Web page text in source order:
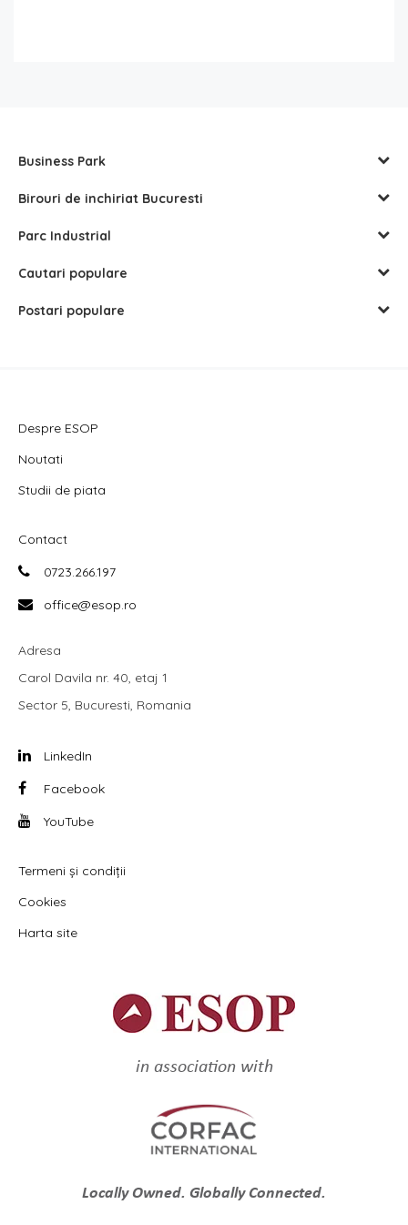
Business Park
Birouri de inchiriat Bucuresti
Parc Industrial
Cautari populare
Postari populare
Despre ESOP
Noutati
Studii de piata
Contact
0723.266.197
office@esop.ro
Adresa
Carol Davila nr. 40, etaj 1
Sector 5, Bucuresti, Romania
LinkedIn
Facebook
YouTube
Termeni și condiții
Cookies
Harta site
in association with
Locally Owned. Globally Connected.